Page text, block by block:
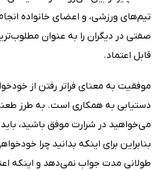
تیم‌های ورزشی، و اعضای خانواده
صفتی در دیگران را به عنوان
قابل اعتماد.
موفقیت به معنای فراتر رفتن از
دستیابی به همکاری است. به طرز
می‌خواهید در شرارت موفق باشید،
بنابراین برای اینکه بدانید چرا
طولانی مدت جواب نمی‌دهد و اینکه